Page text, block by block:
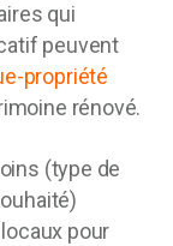
qui
peuvent
propriété
rénové.
(type de
pour